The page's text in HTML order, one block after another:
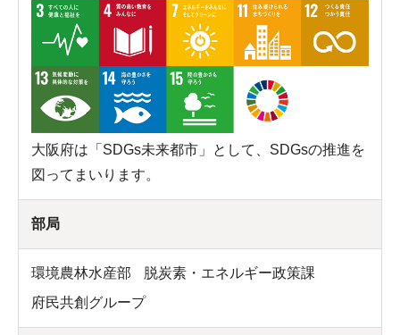
大阪府は「SDGs未来都市」として、SDGsの推進を
図ってまいります。
部局
環境農林水産部
脱炭素・エネルギー政策課
府民共創グループ